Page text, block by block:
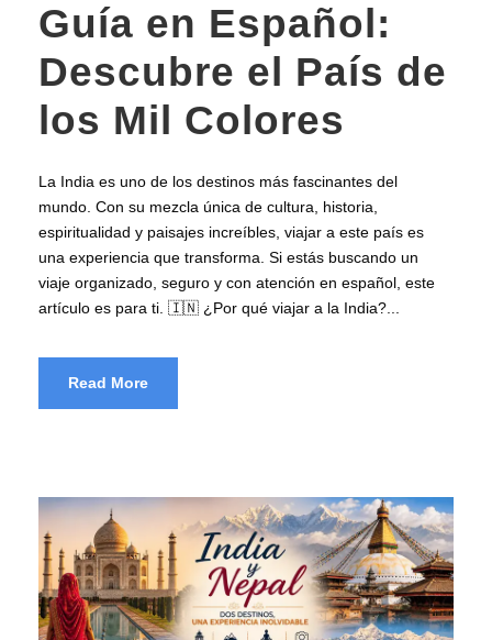
Guía en Español:
Descubre el País de
los Mil Colores
La India es uno de los destinos más fascinantes del
mundo. Con su mezcla única de cultura, historia,
espiritualidad y paisajes increíbles, viajar a este país es
una experiencia que transforma. Si estás buscando un
viaje organizado, seguro y con atención en español, este
artículo es para ti. 🇮🇳 ¿Por qué viajar a la India?...
Read More